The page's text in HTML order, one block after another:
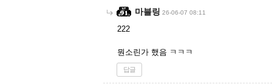
마블링 26-06-07 08:11
222
뭔소린가 했음 ㅋㅋㅋ
답글